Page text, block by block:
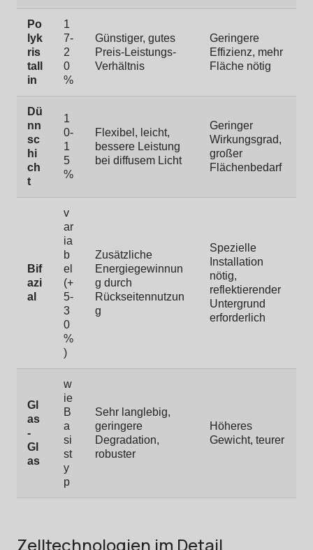
Po
lyk
ris
tall
in
1
7-
2
0
%
Günstiger, gutes
Preis-Leistungs-
Verhältnis
Geringere
Effizienz, mehr
Fläche nötig
Dü
nn
sc
hi
ch
t
1
0-
1
5
%
Flexibel, leicht,
bessere Leistung
bei diffusem Licht
Geringer
Wirkungsgrad,
großer
Flächenbedarf
Bif
azi
al
v
ar
ia
b
el
(+
5-
3
0
%
)
Zusätzliche
Energiegewinnun
g durch
Rückseitennutzun
g
Spezielle
Installation
nötig,
reflektierender
Untergrund
erforderlich
Gl
as
-
Gl
as
w
ie
B
a
si
st
y
p
Sehr langlebig,
geringere
Degradation,
robuster
Höheres
Gewicht, teurer
Zelltechnologien im Detail